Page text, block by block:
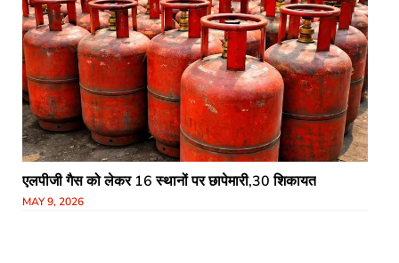
एलपीजी गैस को लेकर 16 स्थानों पर छापेमारी,30 शिकायत
MAY 9, 2026